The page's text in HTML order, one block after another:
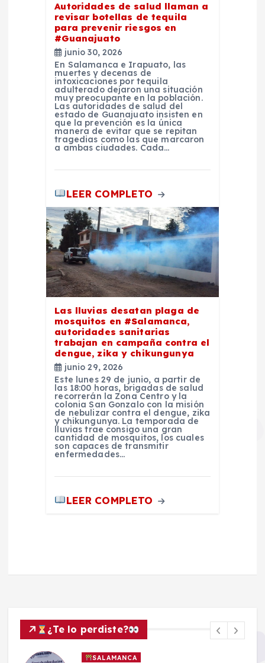
Autoridades de salud llaman a
revisar botellas de tequila
para prevenir riesgos en
#Guanajuato
junio 30, 2026
En Salamanca e Irapuato, las
muertes y decenas de
intoxicaciones por tequila
adulterado dejaron una situación
muy preocupante en la población.
Las autoridades de salud del
estado de Guanajuato insisten en
que la prevención es la única
manera de evitar que se repitan
tragedias como las que marcaron
a ambas ciudades. Cada…
LEER COMPLETO
Las lluvias desatan plaga de
mosquitos en #Salamanca,
autoridades sanitarias
trabajan en campaña contra el
dengue, zika y chikungunya
junio 29, 2026
Este lunes 29 de junio, a partir de
las 18:00 horas, brigadas de salud
recorrerán la Zona Centro y la
colonia San Gonzalo con la misión
de nebulizar contra el dengue, zika
y chikungunya. La temporada de
lluvias trae consigo una gran
cantidad de mosquitos, los cuales
son capaces de transmitir
enfermedades…
LEER COMPLETO
¿Te lo perdiste?
SALAMANCA